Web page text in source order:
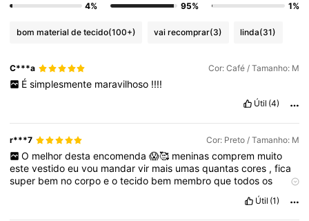
4%
95%
1%
bom material de tecido(100+) vai recomprar(3) linda(31)
C***a Cor: Café / Tamanho: M
É simplesmente maravilhoso !!!!
Útil (4)
r***7 Cor: Preto / Tamanho: M
O melhor desta encomenda 😱🥰 meninas comprem muito
estevestidoeuvou mandarvir mais umasquantascores ,fica
super bem nocorpoeotecido bem membroquetodosos
Útil (1)